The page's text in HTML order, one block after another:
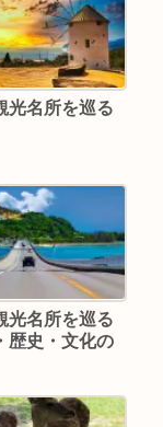
光名所を巡る
光名所を巡る
歴史・文化の